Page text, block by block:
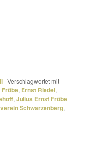
|Verschlagwortet mit
Fröbe, Ernst Riedel,
,Julius Ernst Fröbe,
Schwarzenberg,